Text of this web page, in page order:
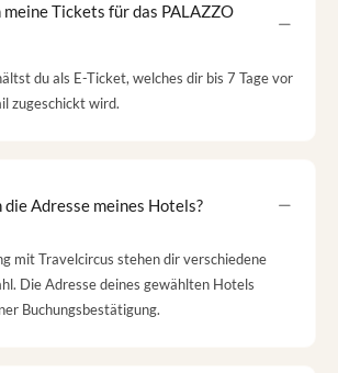
Tickets für das PALAZZO
du als E-Ticket, welches dir bis 7 Tage vor
zugeschickt wird.
Adresse meines Hotels?
mit Travelcircus stehen dir verschiedene
Die Adresse deines gewählten Hotels
Buchungsbestätigung.